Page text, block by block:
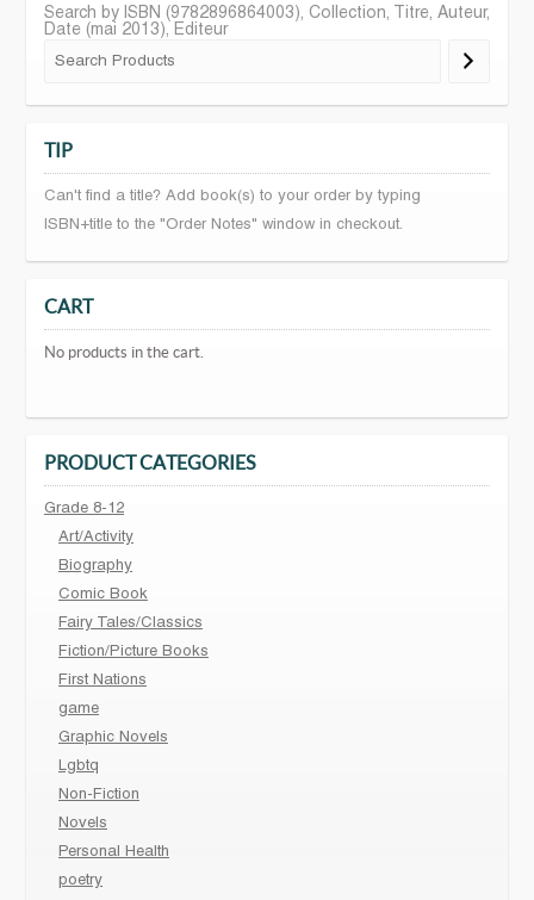
Search by ISBN (9782896864003), Collection, Titre, Auteur,
Date (mai 2013), Editeur
TIP
Can't find a title? Add book(s) to your order by typing
ISBN+title to the "Order Notes" window in checkout.
CART
No products in the cart.
PRODUCT CATEGORIES
Grade 8-12
Art/Activity
Biography
Comic Book
Fairy Tales/Classics
Fiction/Picture Books
First Nations
game
Graphic Novels
Lgbtq
Non-Fiction
Novels
Personal Health
poetry